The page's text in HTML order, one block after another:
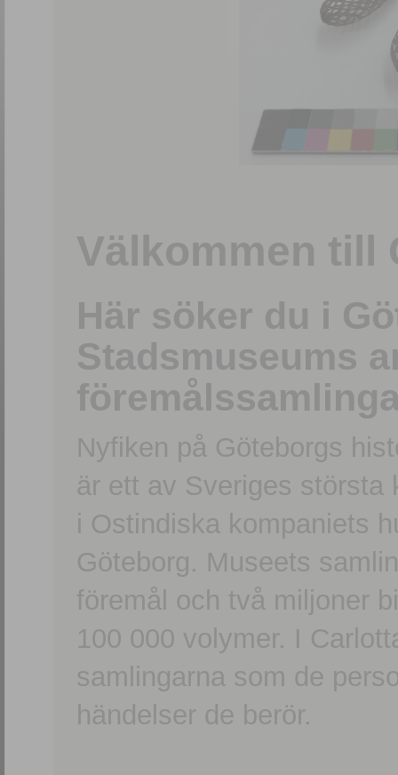
Välkommen till
Här söker du i
Stadsmuseums
Nyfiken på Göteborgs
är ett av Sveriges största
i Ostindiska kompaniets
Göteborg. Museets
föremål och två miljoner
100 000 volymer. I
samlingarna som de
händelser de berör.